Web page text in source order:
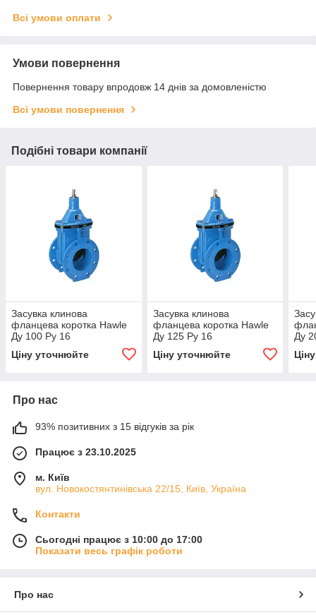
Всі умови оплати
Умови повернення
Повернення товару впродовж 14 днів за домовленістю
Всі умови повернення
Подібні товари компанії
Засувка клинова
фланцева коротка Hawle
Ду 100 Ру 16
Ціну уточнюйте
Засувка клинова
фланцева коротка Hawle
Ду 125 Ру 16
Ціну уточнюйте
Ду
Про нас
93% позитивних з 15 відгуків за рік
Працює з 23.10.2025
м. Київ
вул. Новокостянтинівська 22/15, Київ, Україна
Контакти
Сьогодні працює з 10:00 до 17:00
Показати весь графік роботи
Про нас